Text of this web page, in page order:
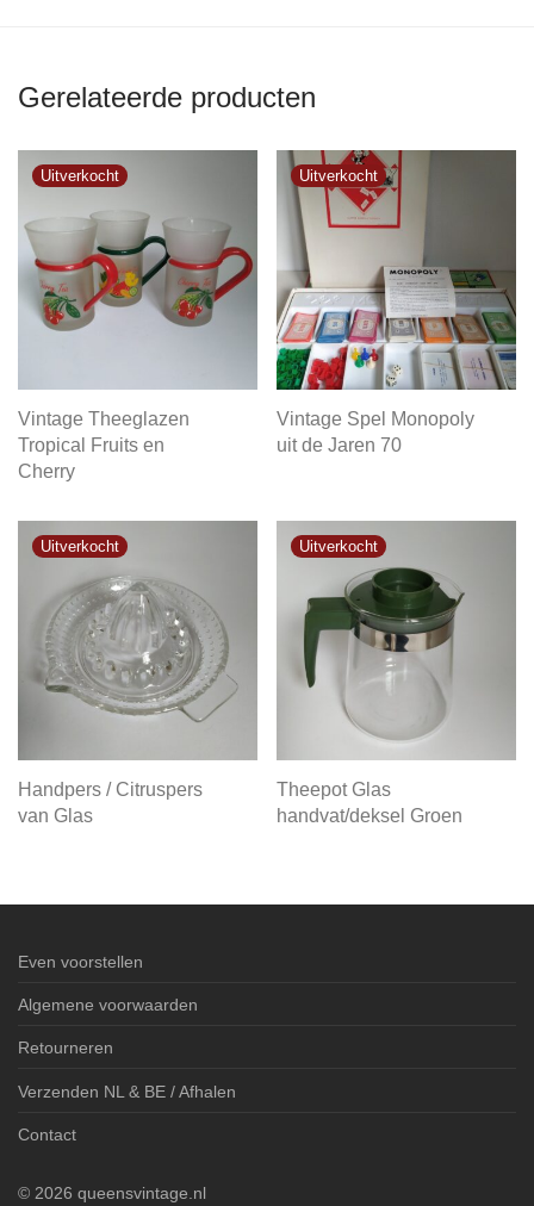
Gerelateerde producten
Vintage Theeglazen
Tropical Fruits en
Cherry
Vintage Spel Monopoly
uit de Jaren 70
Handpers / Citruspers
van Glas
Theepot Glas
handvat/deksel Groen
Even voorstellen
Algemene voorwaarden
Retourneren
Verzenden NL & BE / Afhalen
Contact
© 2026 queensvintage.nl